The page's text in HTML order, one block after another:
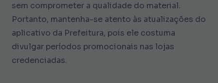
sem comprometer a qualidade do material.
Portanto, mantenha-se atento às atualizações do
aplicativo da Prefeitura, pois ele costuma
divulgar períodos promocionais nas lojas
credenciadas.